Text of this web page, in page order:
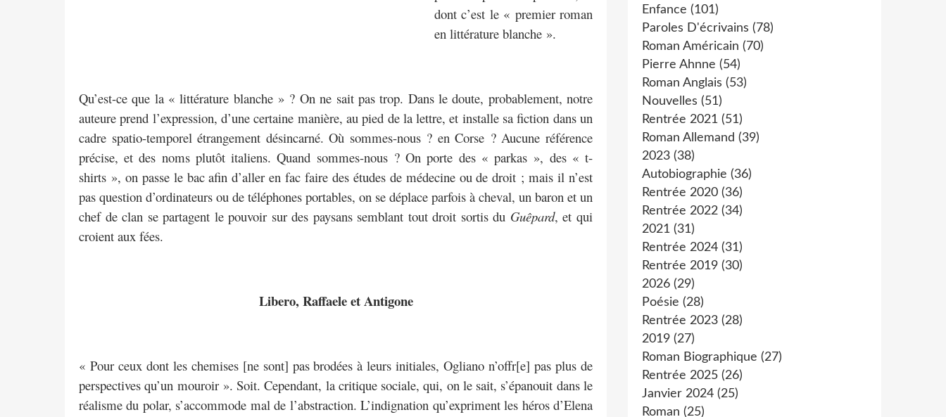
dont c’est le « premier roman
en littérature blanche ».
Qu’est-ce que la « littérature blanche » ? On ne sait pas trop. Dans le doute, probablement, notre
auteure prend l’expression, d’une certaine manière, au pied de la lettre, et installe sa fiction dans un
cadre spatio-temporel étrangement désincarné. Où sommes-nous ? en Corse ? Aucune référence
précise, et des noms plutôt italiens. Quand sommes-nous ? On porte des « parkas », des « t-
shirts », on passe le bac afin d’aller en fac faire des études de médecine ou de droit ; mais il n’est
pas question d’ordinateurs ou de téléphones portables, on se déplace parfois à cheval, un baron et un
chef de clan se partagent le pouvoir sur des paysans semblant tout droit sortis du Guêpard, et qui
croient aux fées.
Libero, Raffaele et Antigone
« Pour ceux dont les chemises [ne sont] pas brodées à leurs initiales, Ogliano n’offr[e] pas plus de
perspectives qu’un mouroir ». Soit. Cependant, la critique sociale, qui, on le sait, s’épanouit dans le
réalisme du polar, s’accommode mal de l’abstraction. L’indignation qu’expriment les héros d’Elena
Enfance (101)
Paroles D'écrivains (78)
Roman Américain (70)
Pierre Ahnne (54)
Roman Anglais (53)
Nouvelles (51)
Rentrée 2021 (51)
Roman Allemand (39)
2023 (38)
Autobiographie (36)
Rentrée 2020 (36)
Rentrée 2022 (34)
2021 (31)
Rentrée 2024 (31)
Rentrée 2019 (30)
2026 (29)
Poésie (28)
Rentrée 2023 (28)
2019 (27)
Roman Biographique (27)
Rentrée 2025 (26)
Janvier 2024 (25)
Roman (25)